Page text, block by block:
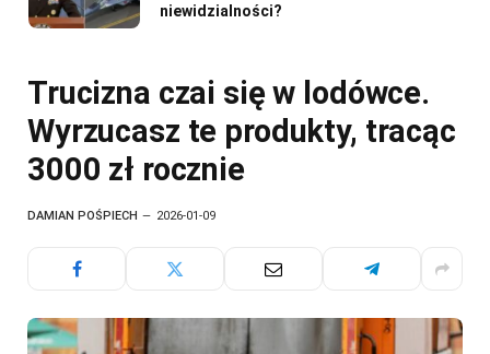
niewidzialności?
Trucizna czai się w lodówce.
Wyrzucasz te produkty, tracąc
3000 zł rocznie
DAMIAN POŚPIECH 2026-01-09